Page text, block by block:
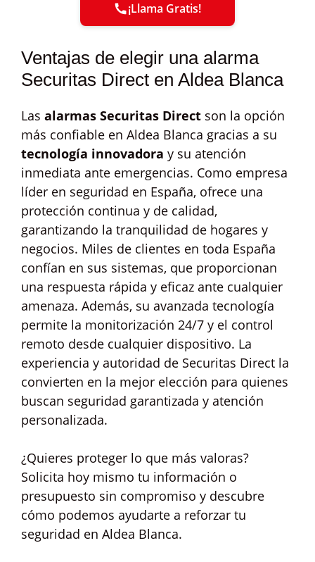
¡Llama Gratis!
Ventajas de elegir una alarma
Securitas Direct en Aldea Blanca
Las alarmas Securitas Direct son la opción
más confiable en Aldea Blanca gracias a su
tecnología innovadora y su atención
inmediata ante emergencias. Como empresa
líder en seguridad en España, ofrece una
protección continua y de calidad,
garantizando la tranquilidad de hogares y
negocios. Miles de clientes en toda España
confían en sus sistemas, que proporcionan
una respuesta rápida y eficaz ante cualquier
amenaza. Además, su avanzada tecnología
permite la monitorización 24/7 y el control
remoto desde cualquier dispositivo. La
experiencia y autoridad de Securitas Direct la
convierten en la mejor elección para quienes
buscan seguridad garantizada y atención
personalizada.
¿Quieres proteger lo que más valoras?
Solicita hoy mismo tu información o
presupuesto sin compromiso y descubre
cómo podemos ayudarte a reforzar tu
seguridad en Aldea Blanca.